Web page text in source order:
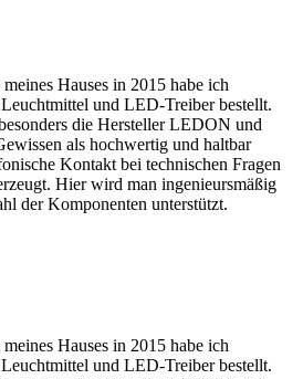
Hauses in 2015 habe ich
und LED-Treiber bestellt.
die Hersteller LEDON und
als hochwertig und haltbar
Kontakt bei technischen Fragen
Hier wird man ingenieursmäßig
der Komponenten unterstützt.
Hauses in 2015 habe ich
und LED-Treiber bestellt.